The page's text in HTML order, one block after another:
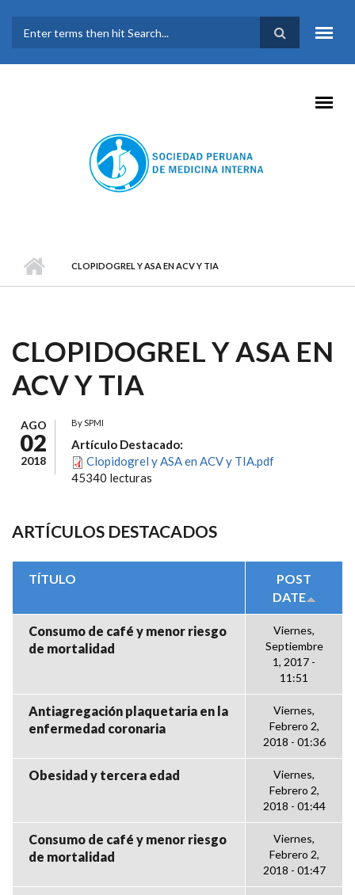
FORMULARIO DE
BÚSQUEDA
CLOPIDOGREL Y ASA EN ACV Y TIA
CLOPIDOGREL Y ASA EN
ACV Y TIA
AGO
02
2018
BySPMI
Artículo Destacado:
Clopidogrel y ASA en ACV y TIA.pdf
45340 lecturas
ARTÍCULOS DESTACADOS
TÍTULO
POST
DATE
Consumo de café y menor riesgo
de mortalidad
Viernes,
Septiembre
1, 2017 -
11:51
Antiagregación plaquetaria en la
enfermedad coronaria
Viernes,
Febrero 2,
2018 - 01:36
Obesidad y tercera edad
Viernes,
Febrero 2,
2018 - 01:44
Consumo de café y menor riesgo
de mortalidad
Viernes,
Febrero 2,
2018 - 01:47